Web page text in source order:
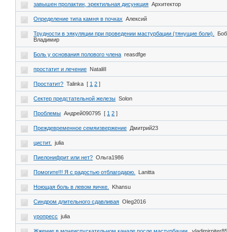
завышен пролактин, эректильная дисункция Архитектор
Определение типа камня в почках Алексий
Трудности в эякуляции при проведении мастурбации (тянущие боли).
Владимир
Боль у основания полового члена reasdfge
простатит и лечение NataliII
Простатит? Talinka [ 1 2 ]
Сектер предстательной железы Solon
Проблемы Андрей090795 [ 1 2 ]
Преждевременное семяизвержение Дмитрий23
цистит. julia
Пиелонифрит или нет? Ольга1986
Помогите!!! Я с радостью отблагодарю. Lanitta
Ноющая боль в левом яичке. Khansu
Синдром длительного сдавливая Oleg2016
уропресс julia